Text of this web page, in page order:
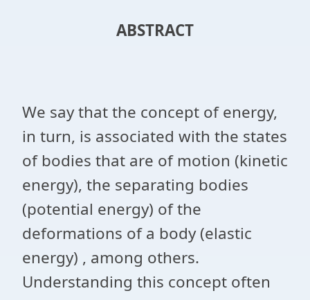
ABSTRACT
We say that the concept of energy,
in turn, is associated with the states
of bodies that are of motion (kinetic
energy), the separating bodies
(potential energy) of the
deformations of a body (elastic
energy) , among others.
Understanding this concept often